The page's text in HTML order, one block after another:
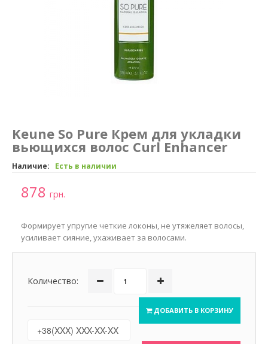
Keune So Pure Крем для укладки
вьющихся волос Curl Enhancer
Наличие: Есть в наличии
878 грн.
Формирует упругие четкие локоны, не утяжеляет волосы,
усиливает сияние, ухаживает за волосами.
Количество:
ДОБАВИТЬ В КОРЗИНУ